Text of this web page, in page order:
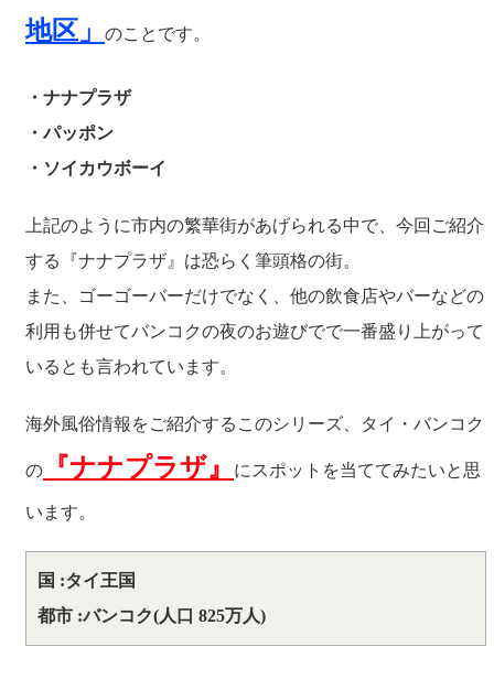
地区」
のことです。
・ナナプラザ
・パッポン
・ソイカウボーイ
上記のように市内の繁華街があげられる中で、今回ご紹介
する『ナナプラザ』は恐らく筆頭格の街。
また、ゴーゴーバーだけでなく、他の飲食店やバーなどの
利用も併せてバンコクの夜のお遊びでで一番盛り上がって
いるとも言われています。
海外風俗情報をご紹介するこのシリーズ、タイ・バンコク
の 『ナナプラザ』
にスポットを当ててみたいと思
います。
国 :タイ王国
都市 :バンコク(人口 825万人)